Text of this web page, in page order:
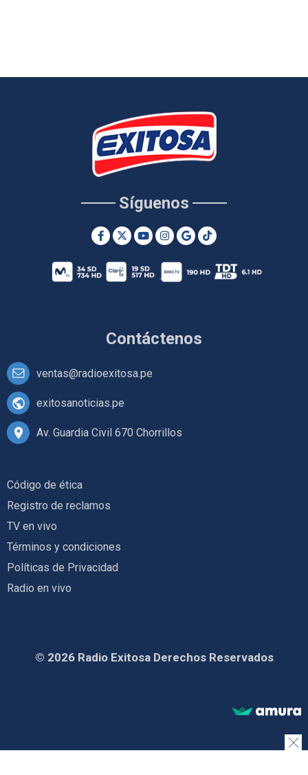
Contáctenos
ventas@radioexitosa.pe
exitosanoticias.pe
Av. Guardia Civil 670 Chorrillos
Síguenos
Código de ética
Registro de reclamos
TV en vivo
Términos y condiciones
Políticas de Privacidad
Radio en vivo
© 2026 Radio Exitosa Derechos Reservados